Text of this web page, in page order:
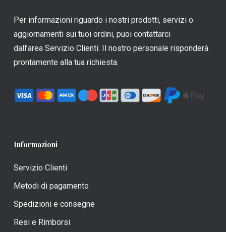
essere
scelte
nella
pagina
del
scelte
nella
pagina
Per informazioni riguardo i nostri prodotti, servizi o
aggiornamenti sui tuoi ordini, puoi contattarci
dall’area Servizio Clienti. Il nostro personale risponderà
prontamente alla tua richiesta.
Informazioni
Servizio Clienti
Metodi di pagamento
Spedizioni e consegne
Resi e Rimborsi